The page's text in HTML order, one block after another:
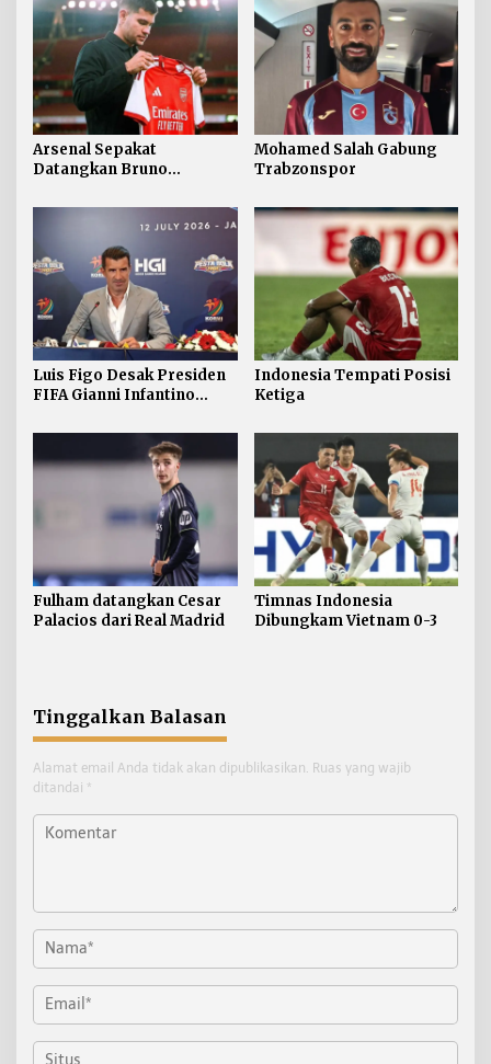
Arsenal Sepakat
Datangkan Bruno
Mohamed Salah Gabung
Trabzonspor
Luis Figo Desak Presiden
FIFA Gianni Infantino
Indonesia Tempati Posisi
Ketiga
Fulham datangkan Cesar
Palacios dari Real Madrid
Timnas Indonesia
Dibungkam Vietnam 0-3
Tinggalkan Balasan
Alamat email Anda tidak akan dipublikasikan. Ruas yang wajib
ditandai *